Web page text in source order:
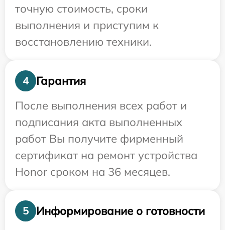
точную стоимость, сроки
выполнения и приступим к
восстановлению техники.
4
Гарантия
После выполнения всех работ и
подписания акта выполненных
работ Вы получите фирменный
сертификат на ремонт устройства
Honor сроком на 36 месяцев.
5
Информирование о готовности